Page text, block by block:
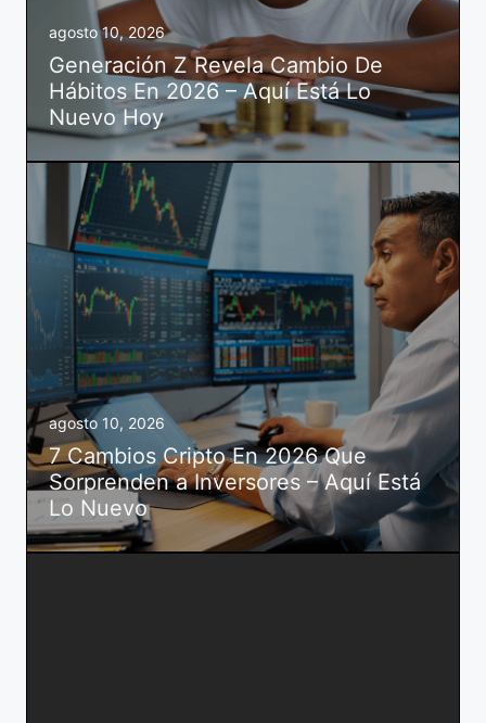
agosto 10, 2026
Generación Z Revela Cambio De
Hábitos En 2026 – Aquí Está Lo
Nuevo Hoy
agosto 10, 2026
7 Cambios Cripto En 2026 Que
Sorprenden a Inversores – Aquí Está
Lo Nuevo